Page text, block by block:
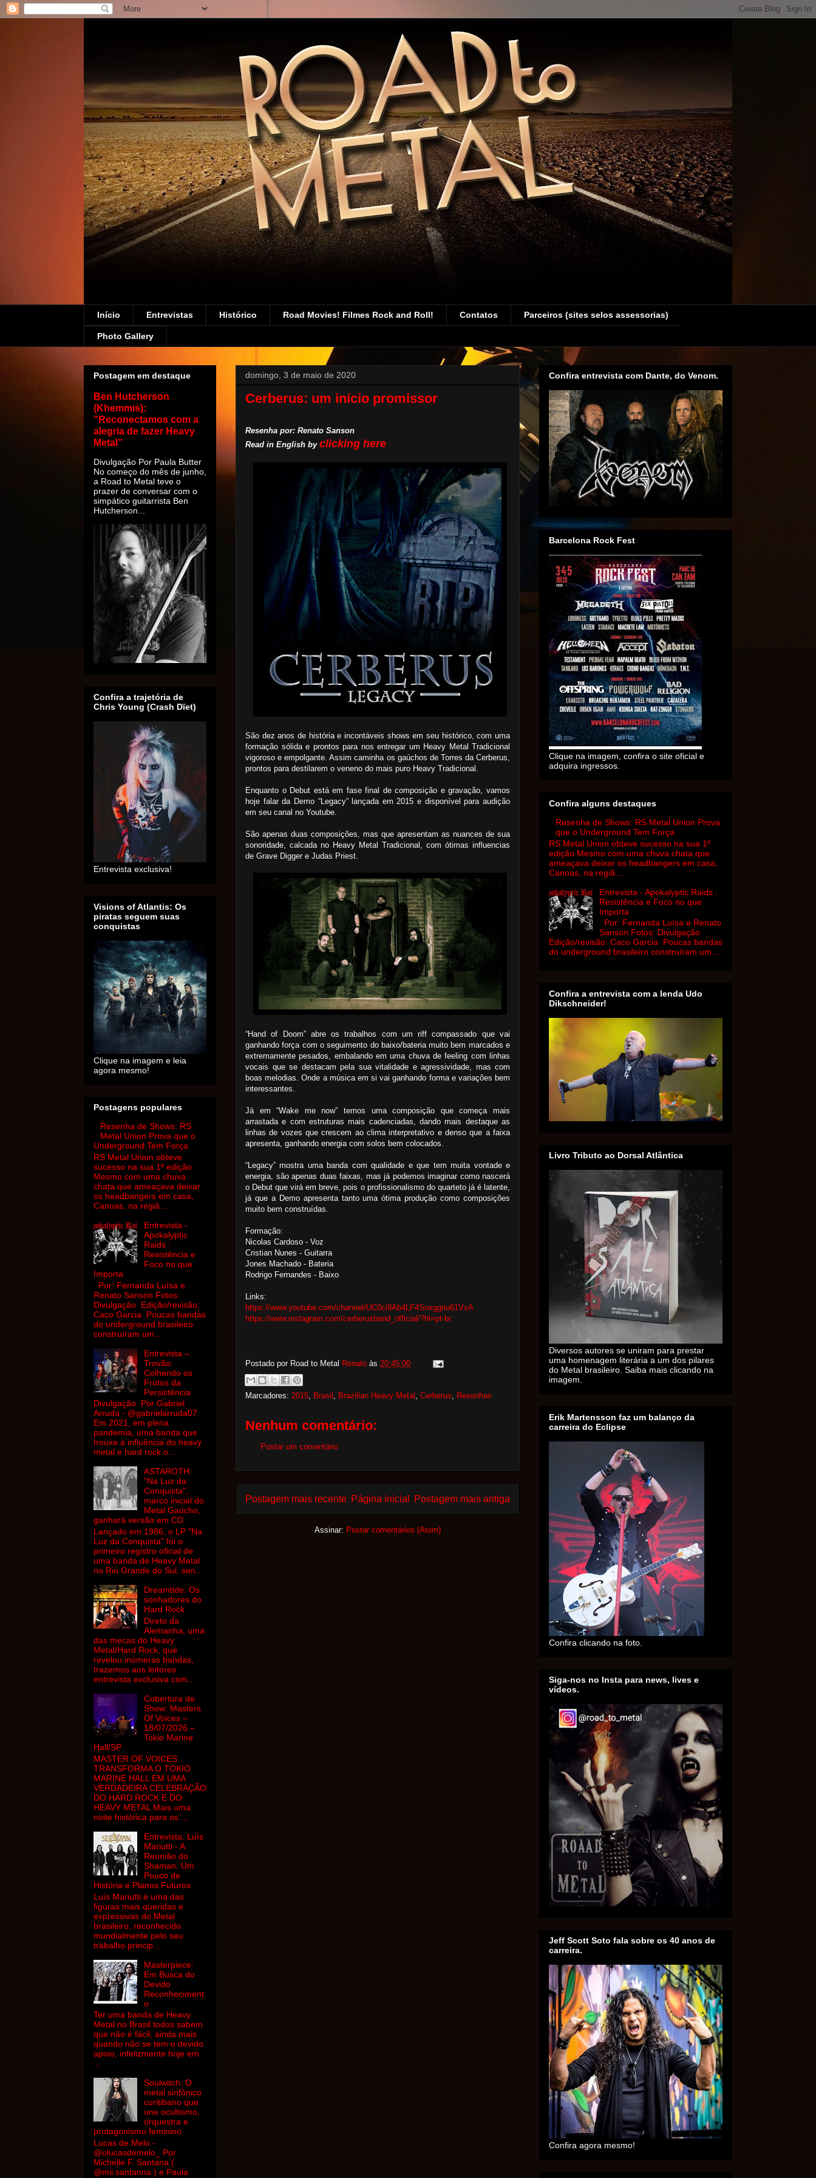
Início Entrevistas Histórico Road Movies! Filmes Rock and Roll! Contatos Parceiros (sites selos assessorias)
Photo Gallery
domingo, 3 de maio de 2020
Cerberus: um início promissor
Resenha por: Renato Sanson
Read in English by clicking here
São dez anos de história e incontáveis shows em seu histórico, com uma
formação sólida e prontos para nos entregar um Heavy Metal Tradicional
vigoroso e empolgante. Assim caminha os gaúchos de Torres da Cerberus,
prontos para destilarem o veneno do mais puro Heavy Tradicional.
Enquanto o Debut está em fase final de composição e gravação, vamos
hoje falar da Demo “Legacy” lançada em 2015 e disponível para audição
em seu canal no Youtube.
São apenas duas composições, mas que apresentam as nuances de sua
sonoridade, calcada no Heavy Metal Tradicional, com ótimas influencias
de Grave Digger e Judas Priest.
“Hand of Doom” abre os trabalhos com um riff compassado que vai
ganhando força com o seguimento do baixo/bateria muito bem marcados e
extremamente pesados, embalando em uma chuva de feeling com linhas
vocais que se destacam pela sua vitalidade e agressividade, mas com
boas melodias. Onde a música em si vai ganhando forma e variações bem
interessantes.
Já em “Wake me now” temos uma composição que começa mais
arrastada e com estruturas mais cadenciadas, dando mais destaque as
linhas de vozes que crescem ao clima interpretativo e denso que a faixa
apresenta, ganhando energia com solos bem colocados.
“Legacy” mostra uma banda com qualidade e que tem muita vontade e
energia, são apenas duas faixas, mas já podemos imaginar como nascerá
o Debut que virá em breve, pois o profissionalismo do quarteto já é latente,
já que a Demo apresenta tanto uma ótima produção como composições
muito bem construídas.
Formação:
Nicolas Cardoso - Voz
Cristian Nunes - Guitarra
Jones Machado - Bateria
Rodrigo Fernandes - Baixo
Links:
https://www.youtube.com/channel/UC0ci9Ab4LF4Snxggnu61VxA
https://www.instagram.com/cerberusband_official/?hl=pt-br
Postado por Road to Metal Renato às 20:45:00
Marcadores: 2015 Brasil Brazilian Heavy Metal Cerberus Resenhas
Nenhum comentário:
Postar um comentário
Postagem mais recente Postagem mais antiga
Página inicial
Assinar: Postar comentários (Atom)
Postagem em destaque
Ben Hutcherson
(Khemmis):
"Reconectamos com a
alegria de fazer Heavy
Metal”
Divulgação Por Paula Butter
No começo do mês de junho,
a Road to Metal teve o
prazer de conversar com o
simpático guitarrista Ben
Hutcherson...
Confira a trajetória de
Chris Young (Crash Dïet)
Entrevista exclusiva!
Visions of Atlantis: Os
piratas seguem suas
conquistas
Clique na imagem e leia
agora mesmo!
Postagens populares
Resenha de Shows: RS
Metal Union Prova que o
Underground Tem Força
RS Metal Union obteve
sucesso na sua 1º edição
Mesmo com uma chuva
chata que ameaçava deixar
os headbangers em casa,
Canoas, na regiã...
Entrevista -
Apokalyptic
Raids :
Resistência e
Foco no que
Importa
Por: Fernanda Luísa e
Renato Sanson Fotos:
Divulgação Edição/revisão:
Caco Garcia Poucas bandas
do underground brasileiro
construíram um...
Entrevista –
Trovão:
Colhendo os
Frutos da
Persistência
Divulgação Por Gabriel
Arruda - @gabrielarruda07
Em 2021, em plena
pandemia, uma banda que
trouxe a influência do heavy
metal e hard rock o...
ASTAROTH:
"Na Luz da
Conquista",
marco inicial do
Metal Gaúcho,
ganhará versão em CD
Lançado em 1986, o LP "Na
Luz da Conquista" foi o
primeiro registro oficial de
uma banda de Heavy Metal
no Rio Grande do Sul, sen...
Dreamtide: Os
sonhadores do
Hard Rock
Direto da
Alemanha, uma
das mecas do Heavy
Metal/Hard Rock, que
revelou inúmeras bandas,
trazemos aos leitores
entrevista exclusiva com...
Cobertura de
Show: Masters
Of Voices –
18/07/2026 –
Tokio Marine
Hall/SP
MASTER OF VOICES
TRANSFORMA O TOKIO
MARINE HALL EM UMA
VERDADEIRA CELEBRAÇÃO
DO HARD ROCK E DO
HEAVY METAL Mais uma
noite histórica para os ...
Entrevista: Luís
Mariutti - A
Reunião do
Shaman, Um
Pouco de
História e Planos Futuros
Luís Mariutti é uma das
figuras mais queridas e
expressivas do Metal
brasileiro, reconhecido
mundialmente pelo seu
trabalho princip...
Masterpiece:
Em Busca do
Devido
Reconheciment
o
Ter uma banda de Heavy
Metal no Brasil todos sabem
que não é fácil, ainda mais
quando não se tem o devido
apoio, infelizmente hoje em
...
Soulwitch: O
metal sinfônico
curitibano que
une ocultismo,
orquestra e
protagonismo feminino
Lucas de Melo -
@olucasdemelo_ Por
Michelle F. Santana (
@mii.santanna ) e Paula
Confira entrevista com Dante, do Venom.
Barcelona Rock Fest
Clique na imagem, confira o site oficial e
adquira ingressos.
Confira alguns destaques
Resenha de Shows: RS Metal Union Prova
que o Underground Tem Força
RS Metal Union obteve sucesso na sua 1º
edição Mesmo com uma chuva chata que
ameaçava deixar os headbangers em casa,
Canoas, na regiã...
Entrevista - Apokalyptic Raids :
Resistência e Foco no que
Importa
Por: Fernanda Luísa e Renato
Sanson Fotos: Divulgação
Edição/revisão: Caco Garcia Poucas bandas
do underground brasileiro construíram um...
Confira a entrevista com a lenda Udo
Dikschneider!
Livro Tributo ao Dorsal Atlântica
Diversos autores se uniram para prestar
uma homenagem literária a um dos pilares
do Metal brasileiro. Saiba mais clicando na
imagem.
Erik Martensson faz um balanço da
carreira do Eclipse
Confira clicando na foto.
Siga-nos no Insta para news, lives e
vídeos.
Jeff Scott Soto fala sobre os 40 anos de
carreira.
Confira agora mesmo!